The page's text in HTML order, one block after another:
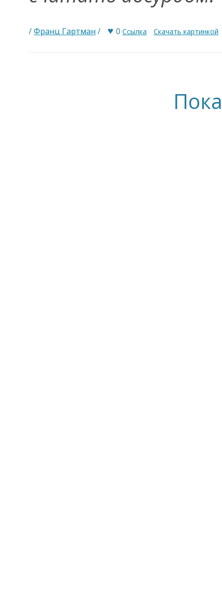
/Франц Гартман / ♥ 0 Ссылка Скачать картинкой